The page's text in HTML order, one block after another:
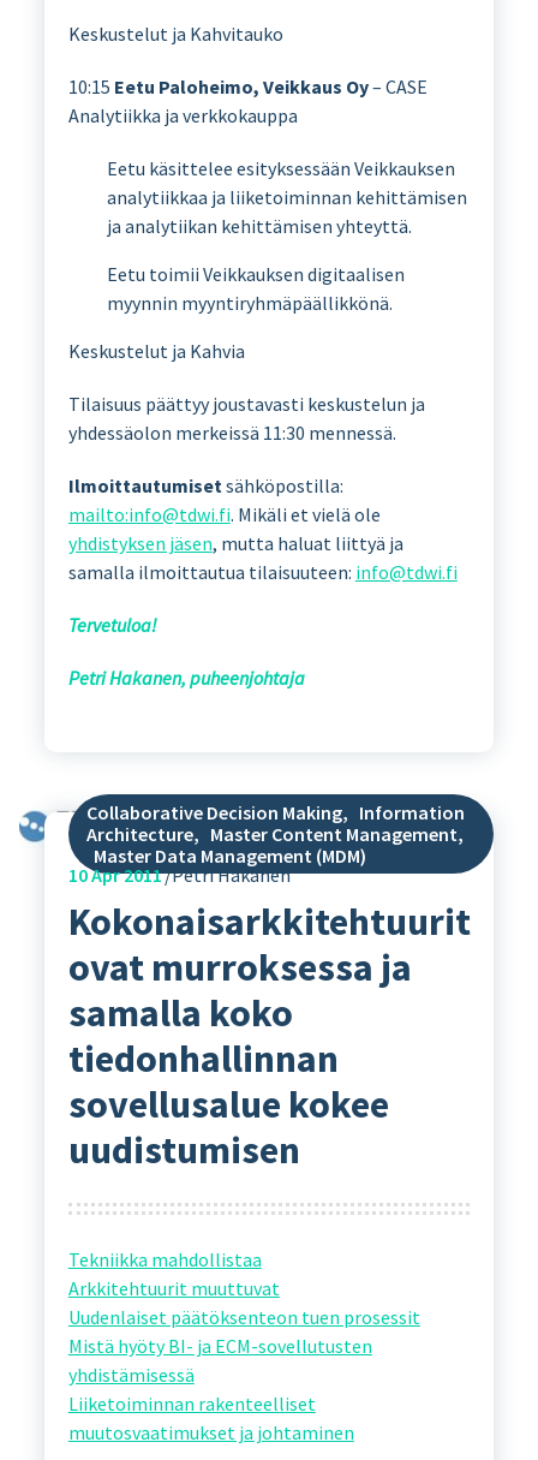
Keskustelut ja Kahvitauko
10:15 Eetu Paloheimo, Veikkaus Oy– CASE
Analytiikka ja verkkokauppa
Eetu käsittelee esityksessään Veikkauksen
analytiikkaa ja liiketoiminnan kehittämisen
ja analytiikan kehittämisen yhteyttä.
Eetu toimii Veikkauksen digitaalisen
myynnin myyntiryhmäpäällikkönä.
Keskustelut ja Kahvia
Tilaisuus päättyy joustavasti keskustelun ja
yhdessäolon merkeissä 11:30 mennessä.
Ilmoittautumisetsähköpostilla:
mailto:info@tdwi.fi. Mikäli et vielä ole
yhdistyksen jäsen, mutta haluat liittyä ja
samalla ilmoittautua tilaisuuteen: info@tdwi.fi
Tervetuloa!
Petri Hakanen, puheenjohtaja
Collaborative Decision Making, Information
Architecture, Master Content Management,
Master Data Management (MDM)
10Apr 2011 Petri Hakanen
Kokonaisarkkitehtuurit
ovat murroksessa ja
samalla koko
tiedonhallinnan
sovellusalue kokee
uudistumisen
Tekniikka mahdollistaa
Arkkitehtuurit muuttuvat
Uudenlaiset päätöksenteon tuen prosessit
Mistä hyöty BI- ja ECM-sovellutusten
yhdistämisessä
Liiketoiminnan rakenteelliset
muutosvaatimukset ja johtaminen